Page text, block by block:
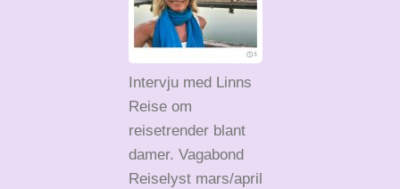
Intervju med Linns
Reise om
reisetrender blant
damer. Vagabond
Reiselyst mars/april